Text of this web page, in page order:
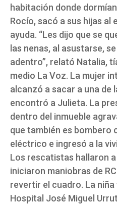
habitación donde
Rocío, sacó a sus hijas al
ayuda. “Les dijo que se
las nenas, al asustarse,
adentro”, relató Natalia,
medio La Voz. La mujer
alcanzó a sacar a una de
encontró a Julieta. La
dentro del inmueble
que también es bombero
eléctrico e ingresó a la
Los rescatistas hallaron
iniciaron maniobras de
revertir el cuadro. La niña
Hospital José Miguel